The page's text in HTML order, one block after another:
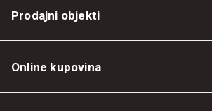
Prodajni objekti
Online kupovina